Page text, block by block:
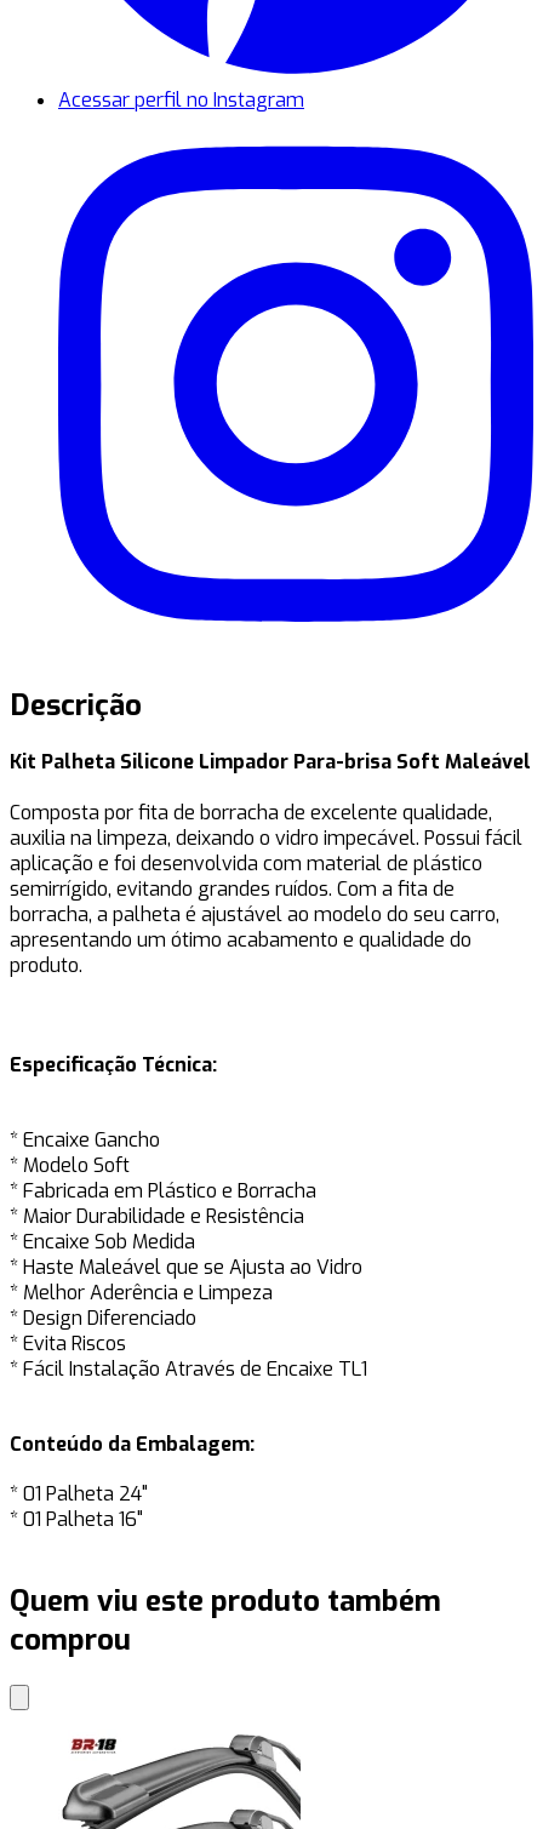
Acessar perfil no Instagram
Descrição
Kit Palheta Silicone Limpador Para-brisa Soft Maleável
Composta por fita de borracha de excelente qualidade,
auxilia na limpeza, deixando o vidro impecável. Possui fácil
aplicação e foi desenvolvida com material de plástico
semirrígido, evitando grandes ruídos. Com a fita de
borracha, a palheta é ajustável ao modelo do seu carro,
apresentando um ótimo acabamento e qualidade do
produto.
Especificação Técnica:
* Encaixe Gancho
* Modelo Soft
* Fabricada em Plástico e Borracha
* Maior Durabilidade e Resistência
* Encaixe Sob Medida
* Haste Maleável que se Ajusta ao Vidro
* Melhor Aderência e Limpeza
* Design Diferenciado
* Evita Riscos
* Fácil Instalação Através de Encaixe TL1
Conteúdo da Embalagem:
* 01 Palheta 24"
* 01 Palheta 16"
Quem viu este produto também
comprou